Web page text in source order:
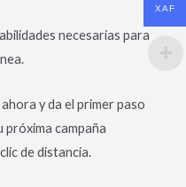
necesarias para
y da el primer paso
próxima campaña
de distancia.
XAF